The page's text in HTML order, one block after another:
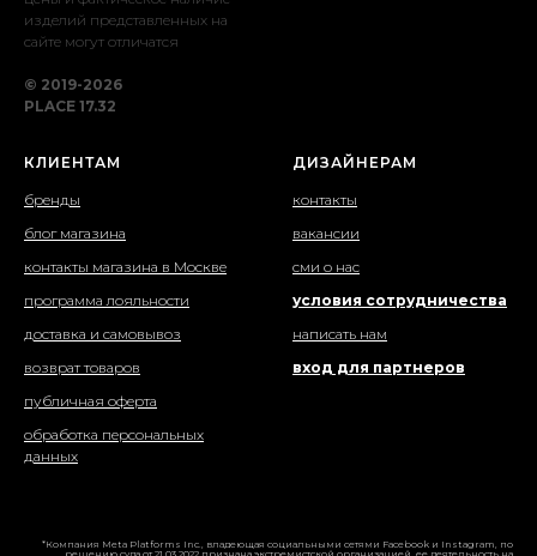
изделий представленных на
сайте могут отличатся
© 2019-2026
PLACE 17.32
КЛИЕНТАМ
бренды
блог магазина
контакты магазина в Москве
программа лояльности
доставка и самовывоз
возврат товаров
публичная оферта
обработка персональных
данных
ДИЗАЙНЕРАМ
контакты
вакансии
сми о нас
условия сотрудничества
написать нам
вход для партнеров
*Компания Meta Platforms Inc., владеющая социальными сетями Facebook и Instagram, по
решению суда от 21.03.2022 признана экстремистской организацией, ее деятельность на